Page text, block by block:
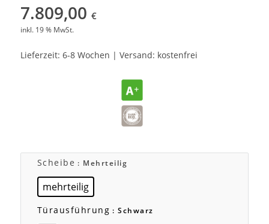
7.809,00 €
inkl. 19 % MwSt.
Lieferzeit: 6-8 Wochen | Versand: kostenfrei
Scheibe : Mehrteilig
mehrteilig
Türausführung : Schwarz